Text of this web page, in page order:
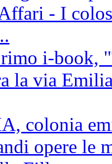
- I
i-book,
la via
colonia
opere le